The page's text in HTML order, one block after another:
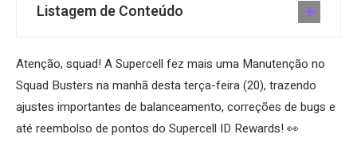
Listagem de Conteúdo
Atenção, squad! A Supercell fez mais uma Manutenção no
Squad Busters na manhã desta terça-feira (20), trazendo
ajustes importantes de balanceamento, correções de bugs e
até reembolso de pontos do Supercell ID Rewards! 👀